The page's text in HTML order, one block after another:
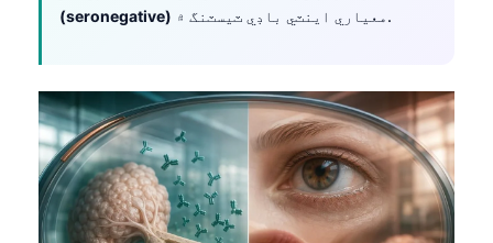
(seronegative)
معياري اينٽي باڊي ٽيسٽنگ ۾.